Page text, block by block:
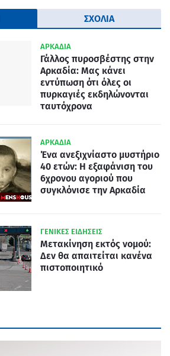
ΣΧΟΛΙΑ
ΑΡΚΑΔΙΑ
Γάλλος πυροσβέστης στην
Αρκαδία: Μας κάνει
εντύπωση ότι όλες οι
πυρκαγιές εκδηλώνονται
ταυτόχρονα
ΑΡΚΑΔΙΑ
Ένα ανεξιχνίαστο μυστήριο
40 ετών: Η εξαφάνιση του
6χρονου αγοριού που
συγκλόνισε την Αρκαδία
ΓΕΝΙΚΕΣ ΕΙΔΗΣΕΙΣ
Μετακίνηση εκτός νομού:
Δεν θα απαιτείται κανένα
πιστοποιητικό